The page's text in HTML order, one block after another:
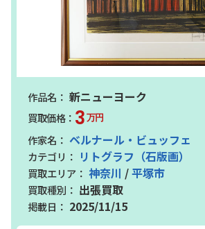
新ニューヨーク
3万円
ベルナール・ビュッフェ
リトグラフ（石版画）
神奈川 /平塚市
出張買取
2025/11/15